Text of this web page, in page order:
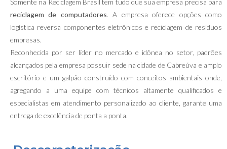
Somente na Reciclagem Brasil tem tudo que sua empresa precisa para
reciclagem de computadores. A empresa oferece opções como
logística reversa componentes eletrônicos e reciclagem de resíduos
empresas.
Reconhecida por ser líder no mercado e idônea no setor, padrões
alcançados pela empresa possuir sede na cidade de Cabreúva e amplo
escritório e um galpão construído com conceitos ambientais onde,
agregando a uma equipe com técnicos altamente qualificados e
especialistas em atendimento personalizado ao cliente, garante uma
entrega de excelência de ponta a ponta.